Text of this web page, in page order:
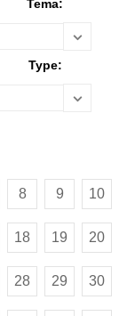
Tema:
Type:
8 9 10
18 19 20
28 29 30